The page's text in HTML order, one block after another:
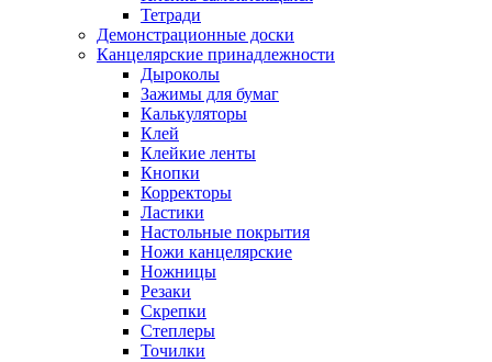
Тетради
Демонстрационные доски
Канцелярские принадлежности
Дыроколы
Зажимы для бумаг
Калькуляторы
Клей
Клейкие ленты
Кнопки
Корректоры
Ластики
Настольные покрытия
Ножи канцелярские
Ножницы
Резаки
Скрепки
Степлеры
Точилки